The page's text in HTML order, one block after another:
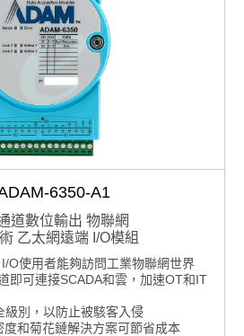
6350-A1
道數位輸出 物聯網
乙太網遠端 I/O模組
O使用者能夠訪問工業物聯網世界
即可連接SCADA和雲，加速OT和IT
級別，以防止被駭客入侵
和菊花鏈解決方案可節省成本